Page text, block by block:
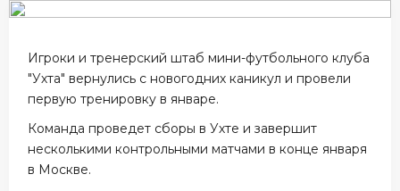
Игроки и тренерский штаб мини-футбольного клуба
"Ухта" вернулись с новогодних каникул и провели
первую тренировку в январе.
Команда проведет сборы в Ухте и завершит
несколькими контрольными матчами в конце января
в Москве.